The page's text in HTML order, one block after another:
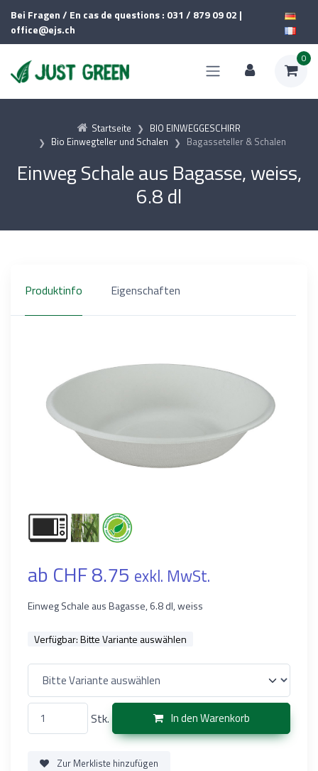
Bei Fragen / En cas de questions : 031 / 879 09 02 |
office@ejs.ch
0
Startseite
BIO EINWEGGESCHIRR
Bio Einwegteller und Schalen
Bagasseteller & Schalen
Einweg Schale aus Bagasse, weiss,
6.8 dl
Produktinfo Eigenschaften
ab CHF 8.75 exkl. MwSt.
Einweg Schale aus Bagasse, 6.8 dl, weiss
Verfügbar:Bitte Variante auswählen
Stk. In den Warenkorb
Zur Merkliste hinzufügen